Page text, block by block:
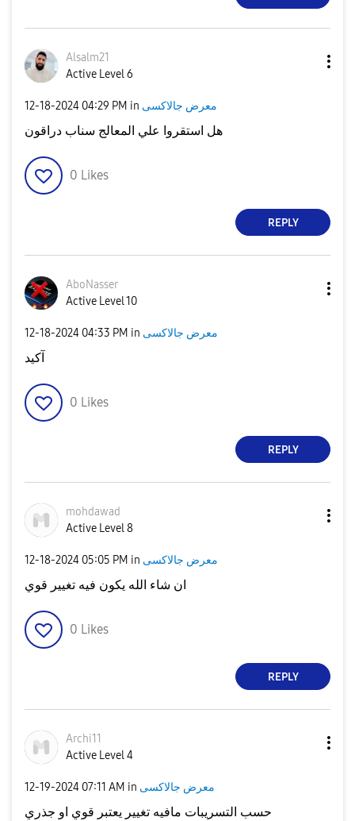
Alsalm21
Active Level 6
‎12-18-2024 04:29 PM in معرض جالاكسى
هل استقروا علي المعالج سناب دراقون
0 Likes
REPLY
AboNasser
Active Level 10
‎12-18-2024 04:33 PM in معرض جالاكسى
آكيد
0 Likes
REPLY
mohdawad
Active Level 8
‎12-18-2024 05:05 PM in معرض جالاكسى
ان شاء الله يكون فيه تغيير قوي
0 Likes
REPLY
Archi11
Active Level 4
‎12-19-2024 07:11 AM in معرض جالاكسى
حسب التسريبات مافيه تغيير يعتبر قوي او جذري